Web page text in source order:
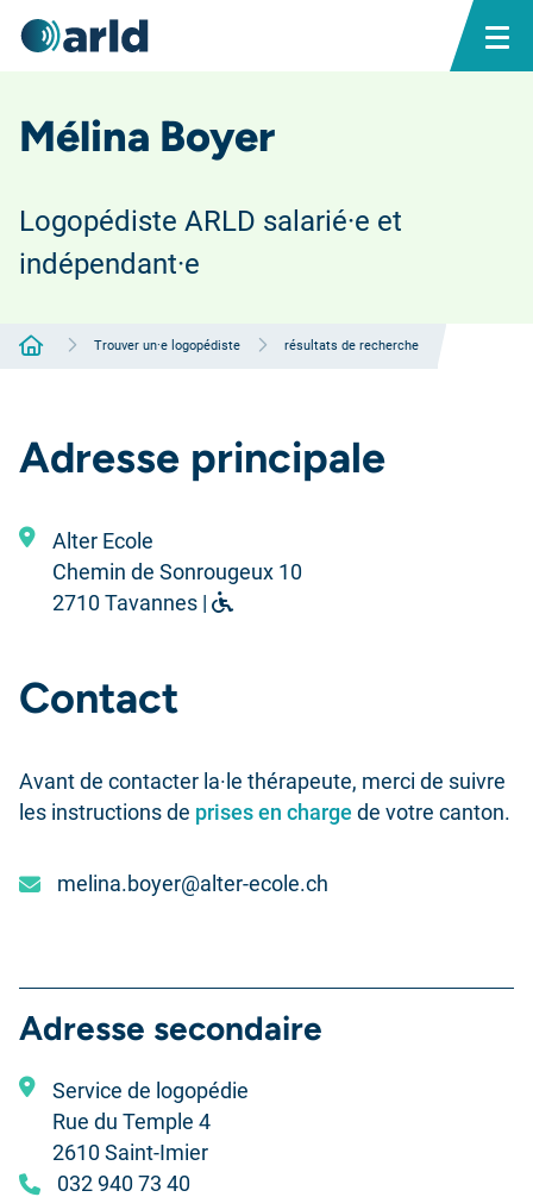
Mélina Boyer
Logopédiste ARLD salarié·e et
indépendant·e
Accueil
Trouver un·e logopédiste résultats de recherche
Adresse principale
Alter Ecole
Chemin de Sonrougeux 10
2710 Tavannes |
Contact
Avant de contacter la·le thérapeute, merci de suivre
les instructions de prises en charge de votre canton.
melina.boyer@alter-ecole.ch
Adresse secondaire
Service de logopédie
Rue du Temple 4
2610 Saint-Imier
032 940 73 40